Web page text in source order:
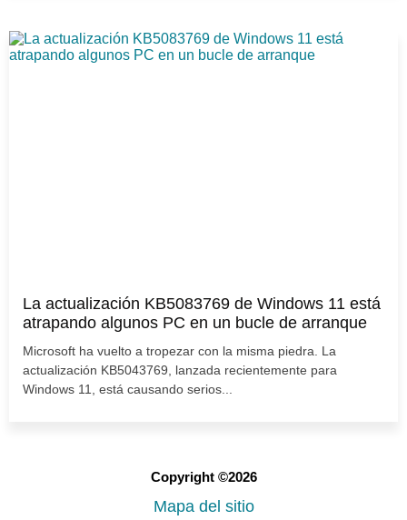
La actualización KB5083769 de Windows 11 está
atrapando algunos PC en un bucle de arranque
Microsoft ha vuelto a tropezar con la misma piedra. La
actualización KB5043769, lanzada recientemente para
Windows 11, está causando serios...
Copyright ©2026
Mapa del sitio